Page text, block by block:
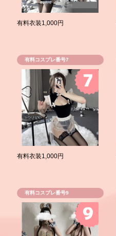
有料衣装1,000円
有料コスプレ番号7
有料衣装1,000円
有料コスプレ番号9